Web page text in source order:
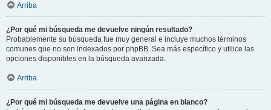
Arriba
¿Por qué mi búsqueda me devuelve ningún resultado?
Probablemente su búsqueda fue muy general e incluye muchos términos
comunes que no son indexados por phpBB. Sea más específico y utilice las
opciones disponibles en la búsqueda avanzada.
Arriba
¿Por qué mi búsqueda me devuelve una página en blanco?